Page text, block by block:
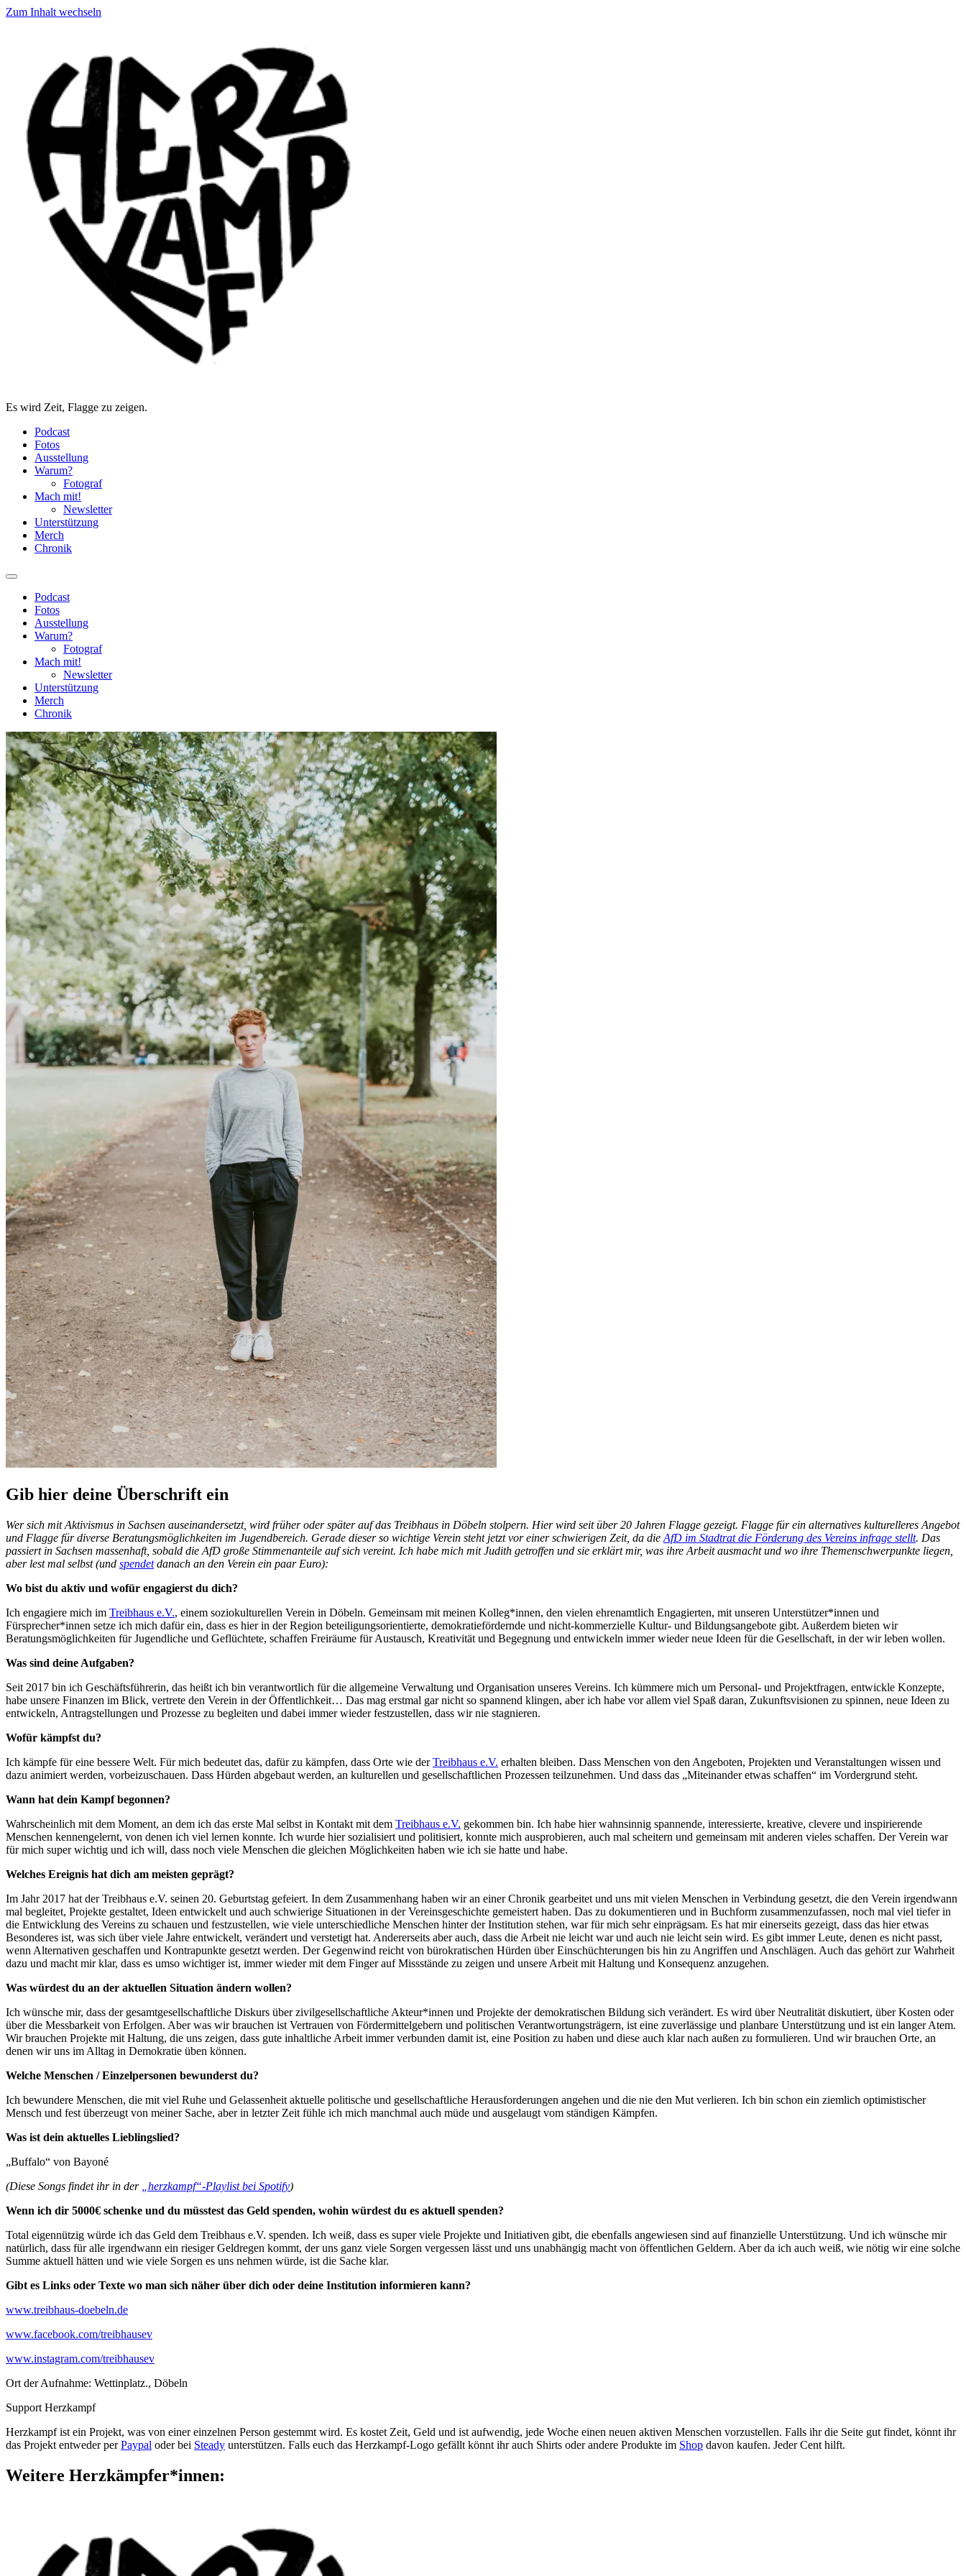
Zum Inhalt wechseln
Es wird Zeit, Flagge zu zeigen.
Podcast
Fotos
Ausstellung
Warum?
Fotograf
Mach mit!
Newsletter
Unterstützung
Merch
Chronik
Podcast
Fotos
Ausstellung
Warum?
Fotograf
Mach mit!
Newsletter
Unterstützung
Merch
Chronik
Gib hier deine Überschrift ein
Wer sich mit Aktivismus in Sachsen auseinandersetzt, wird früher oder später auf das Treibhaus in Döbeln stolpern. Hier wird seit über 20 Jahren Flagge gezeigt. Flagge für ein alternatives kulturelleres Angebot
und Flagge für diverse Beratungsmöglichkeiten im Jugendbereich. Gerade dieser so wichtige Verein steht jetzt vor einer schwierigen Zeit, da die AfD im Stadtrat die Förderung des Vereins infrage stellt. Das
passiert in Sachsen massenhaft, sobald die AfD große Stimmenanteile auf sich vereint. Ich habe mich mit Judith getroffen und sie erklärt mir, was ihre Arbeit ausmacht und wo ihre Themenschwerpunkte liegen,
aber lest mal selbst (und spendetdanach an den Verein ein paar Euro):
Wo bist du aktiv und wofür engagierst du dich?
Ich engagiere mich im Treibhaus e.V., einem soziokulturellen Verein in Döbeln. Gemeinsam mit meinen Kolleg*innen, den vielen ehrenamtlich Engagierten, mit unseren Unterstützer*innen und
Fürsprecher*innen setze ich mich dafür ein, dass es hier in der Region beteiligungsorientierte, demokratiefördernde und nicht-kommerzielle Kultur- und Bildungsangebote gibt. Außerdem bieten wir
Beratungsmöglichkeiten für Jugendliche und Geflüchtete, schaffen Freiräume für Austausch, Kreativität und Begegnung und entwickeln immer wieder neue Ideen für die Gesellschaft, in der wir leben wollen.
Was sind deine Aufgaben?
Seit 2017 bin ich Geschäftsführerin, das heißt ich bin verantwortlich für die allgemeine Verwaltung und Organisation unseres Vereins. Ich kümmere mich um Personal- und Projektfragen, entwickle Konzepte,
habe unsere Finanzen im Blick, vertrete den Verein in der Öffentlichkeit… Das mag erstmal gar nicht so spannend klingen, aber ich habe vor allem viel Spaß daran, Zukunftsvisionen zu spinnen, neue Ideen zu
entwickeln, Antragstellungen und Prozesse zu begleiten und dabei immer wieder festzustellen, dass wir nie stagnieren.
Wofür kämpfst du?
Ich kämpfe für eine bessere Welt. Für mich bedeutet das, dafür zu kämpfen, dass Orte wie derTreibhaus e.V. erhalten bleiben. Dass Menschen von den Angeboten, Projekten und Veranstaltungen wissen und
dazu animiert werden, vorbeizuschauen. Dass Hürden abgebaut werden, an kulturellen und gesellschaftlichen Prozessen teilzunehmen. Und dass das „Miteinander etwas schaffen“ im Vordergrund steht.
Wann hat dein Kampf begonnen?
Wahrscheinlich mit dem Moment, an dem ich das erste Mal selbst in Kontakt mit dem Treibhaus e.V. gekommen bin. Ich habe hier wahnsinnig spannende, interessierte, kreative, clevere und inspirierende
Menschen kennengelernt, von denen ich viel lernen konnte. Ich wurde hier sozialisiert und politisiert, konnte mich ausprobieren, auch mal scheitern und gemeinsam mit anderen vieles schaffen. Der Verein war
für mich super wichtig und ich will, dass noch viele Menschen die gleichen Möglichkeiten haben wie ich sie hatte und habe.
Welches Ereignis hat dich am meisten geprägt?
Im Jahr 2017 hat der Treibhaus e.V. seinen 20. Geburtstag gefeiert. In dem Zusammenhang haben wir an einer Chronik gearbeitet und uns mit vielen Menschen in Verbindung gesetzt, die den Verein irgendwann
mal begleitet, Projekte gestaltet, Ideen entwickelt und auch schwierige Situationen in der Vereinsgeschichte gemeistert haben. Das zu dokumentieren und in Buchform zusammenzufassen, noch mal viel tiefer in
die Entwicklung des Vereins zu schauen und festzustellen, wie viele unterschiedliche Menschen hinter der Institution stehen, war für mich sehr einprägsam. Es hat mir einerseits gezeigt, dass das hier etwas
Besonderes ist, was sich über viele Jahre entwickelt, verändert und verstetigt hat. Andererseits aber auch, dass die Arbeit nie leicht war und auch nie leicht sein wird. Es gibt immer Leute, denen es nicht passt,
wenn Alternativen geschaffen und Kontrapunkte gesetzt werden. Der Gegenwind reicht von bürokratischen Hürden über Einschüchterungen bis hin zu Angriffen und Anschlägen. Auch das gehört zur Wahrheit
dazu und macht mir klar, dass es umso wichtiger ist, immer wieder mit dem Finger auf Missstände zu zeigen und unsere Arbeit mit Haltung und Konsequenz anzugehen.
Was würdest du an der aktuellen Situation ändern wollen?
Ich wünsche mir, dass der gesamtgesellschaftliche Diskurs über zivilgesellschaftliche Akteur*innen und Projekte der demokratischen Bildung sich verändert. Es wird über Neutralität diskutiert, über Kosten oder
über die Messbarkeit von Erfolgen. Aber was wir brauchen ist Vertrauen von Fördermittelgebern und politischen Verantwortungsträgern, ist eine zuverlässige und planbare Unterstützung und ist ein langer Atem.
Wir brauchen Projekte mit Haltung, die uns zeigen, dass gute inhaltliche Arbeit immer verbunden damit ist, eine Position zu haben und diese auch klar nach außen zu formulieren. Und wir brauchen Orte, an
denen wir uns im Alltag in Demokratie üben können.
Welche Menschen / Einzelpersonen bewunderst du?
Ich bewundere Menschen, die mit viel Ruhe und Gelassenheit aktuelle politische und gesellschaftliche Herausforderungen angehen und die nie den Mut verlieren. Ich bin schon ein ziemlich optimistischer
Mensch und fest überzeugt von meiner Sache, aber in letzter Zeit fühle ich mich manchmal auch müde und ausgelaugt vom ständigen Kämpfen.
Was ist dein aktuelles Lieblingslied?
„Buffalo“ von Bayoné
(Diese Songs findet ihr in der
„herzkampf“-Playlist bei Spotify)
Wenn ich dir 5000€ schenke und du müsstest das Geld spenden, wohin würdest du es aktuell spenden?
Total eigennützig würde ich das Geld dem Treibhaus e.V. spenden. Ich weiß, dass es super viele Projekte und Initiativen gibt, die ebenfalls angewiesen sind auf finanzielle Unterstützung. Und ich wünsche mir
natürlich, dass für alle irgendwann ein riesiger Geldregen kommt, der uns ganz viele Sorgen vergessen lässt und uns unabhängig macht von öffentlichen Geldern. Aber da ich auch weiß, wie nötig wir eine solche
Summe aktuell hätten und wie viele Sorgen es uns nehmen würde, ist die Sache klar.
Gibt es Links oder Texte wo man sich näher über dich oder deine Institution informieren kann?
www.treibhaus-doebeln.de
www.facebook.com/treibhausev
www.instagram.com/treibhausev
Ort der Aufnahme: Wettinplatz., Döbeln
Support Herzkampf
Herzkampf ist ein Projekt, was von einer einzelnen Person gestemmt wird. Es kostet Zeit, Geld und ist aufwendig, jede Woche einen neuen aktiven Menschen vorzustellen. Falls ihr die Seite gut findet, könnt ihr
das Projekt entweder perPaypal oder bei Steady unterstützen. Falls euch das Herzkampf-Logo gefällt könnt ihr auch Shirts oder andere Produkte im Shop davon kaufen. Jeder Cent hilft.
Weitere Herzkämpfer*innen: